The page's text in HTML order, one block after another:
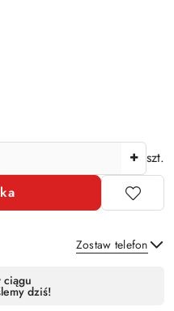
szt.
Zostaw telefon
ciągu
dziś!